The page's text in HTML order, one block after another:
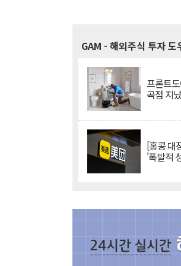
GAM - 해외주식 투자 도
프론트
곡점 지
[홍콩 대
'폭발적